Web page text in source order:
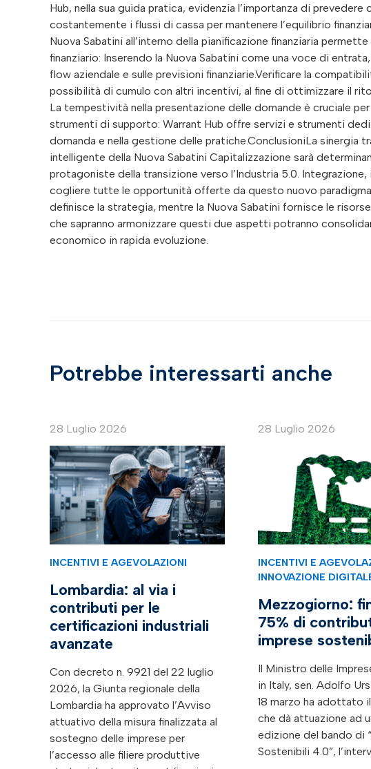
Hub, nella sua guida pratica, evidenzia l’importanza di
costantemente i flussi di cassa per mantenere l’equilibrio
Nuova Sabatini all’interno della pianificazione finanziaria
finanziario: Inserendo la Nuova Sabatini come una voce di
flow aziendale e sulle previsioni finanziarie.Verificare la
possibilità di cumulo con altri incentivi, al fine di ottimizzare il
La tempestività nella presentazione delle domande è cruciale
strumenti di supporto: Warrant Hub offre servizi e strumenti
domanda e nella gestione delle pratiche.ConclusioniLa sinergia
intelligente della Nuova Sabatini Capitalizzazione sarà
protagoniste della transizione verso l’Industria 5.0.
cogliere tutte le opportunità offerte da questo nuovo
definisce la strategia, mentre la Nuova Sabatini fornisce le
che sapranno armonizzare questi due aspetti potranno
economico in rapida evoluzione.
Potrebbe interessarti anche
28 Luglio 2026
INCENTIVI E AGEVOLAZIONI
Lombardia: al via i
contributi per le
certificazioni industriali
avanzate
Con decreto n. 9921 del 22 luglio
2026, la Giunta regionale della
Lombardia ha approvato l’Avviso
attuativo della misura finalizzata al
sostegno delle imprese per
l’accesso alle filiere produttive
28 Luglio 2026
INCENTIVI E
INNOVAZIONE
Mezzogiorno:
75% di
imprese
Il Ministro delle
in Italy, sen. Adolfo
18 marzo ha adottato
che dà attuazione ad
edizione del bando di
Sostenibili 4.0”,